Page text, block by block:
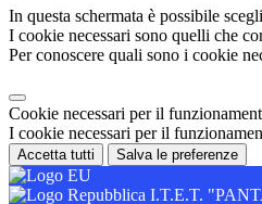
In questa schermata è possibile
I cookie necessari sono quelli che
Per conoscere quali sono i cookie
Cookie necessari per il
I cookie necessari per il
Accetta tutti Salva le preferenze
I.T.E.T.